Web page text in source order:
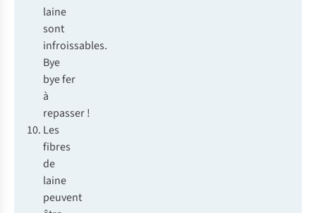
laine
sont
infroissables.
Bye
bye fer
à
repasser !
Les
fibres
de
laine
peuvent